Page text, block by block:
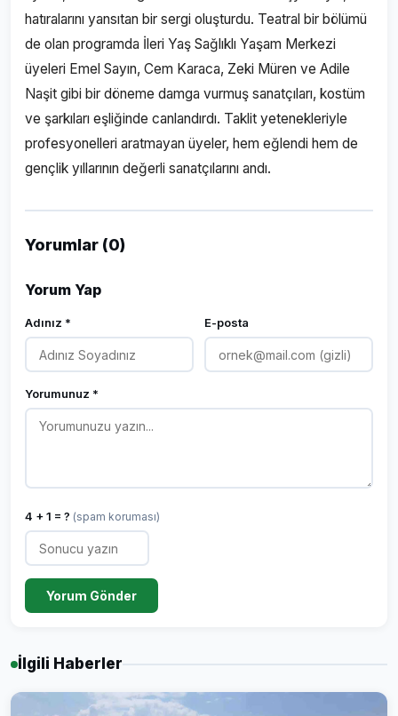
hatıralarını yansıtan bir sergi oluşturdu. Teatral bir bölümü
de olan programda İleri Yaş Sağlıklı Yaşam Merkezi
üyeleri Emel Sayın, Cem Karaca, Zeki Müren ve Adile
Naşit gibi bir döneme damga vurmuş sanatçıları, kostüm
ve şarkıları eşliğinde canlandırdı. Taklit yetenekleriyle
profesyonelleri aratmayan üyeler, hem eğlendi hem de
gençlik yıllarının değerli sanatçılarını andı.
Yorumlar (0)
Yorum Yap
Adınız * E-posta
Yorumunuz *
4 + 1 = ? (spam koruması)
Yorum Gönder
İlgili Haberler